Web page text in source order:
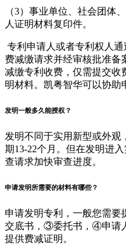
（3）事业单位、社会团体
人证明材料复印件。
专利申请人或者专利权人
费减缴请求并经审核批准备
减缴专利收费，仅需提交收
明材料。凯粤智华可以协助
发明一般多久能授权？
发明不同于实用新型或外观
期13-22个月。但在发明进
查请求加快审查进度。
申请发明所需要的材料有哪些？
申请发明专利，一般您需
交底书，③委托书，④申请
提供费减证明。